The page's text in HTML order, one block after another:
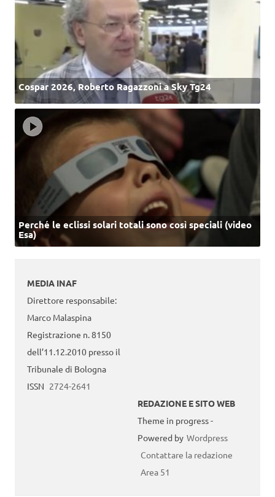
Cospar 2026, Roberto Ragazzoni a Sky Tg24
Perché le eclissi solari totali sono così speciali (video
Esa)
MEDIA INAF
Direttore responsabile:
Marco Malaspina
Registrazione n. 8150
dell’11.12.2010 presso il
Tribunale di Bologna
ISSN 2724-2641
REDAZIONE E SITO WEB
Theme in progress -
Powered by Wordpress
Contattare la redazione
Area 51